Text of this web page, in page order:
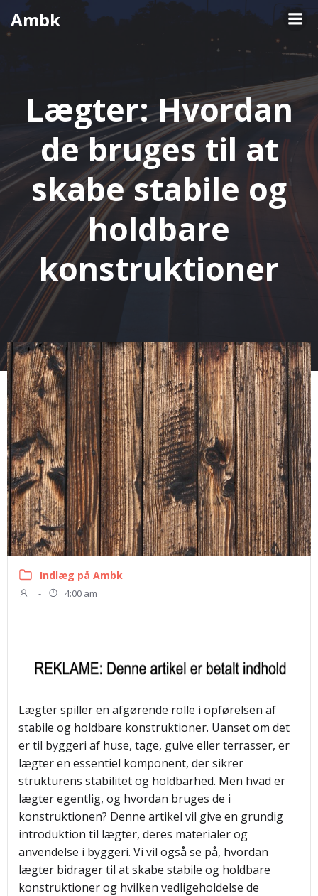
Videre
Ambk
Lægter: Hvordan
de bruges til at
skabe stabile og
holdbare
konstruktioner
Indlæg på Ambk
- 4:00 am
Lægter spiller en afgørende rolle i opførelsen af
stabile og holdbare konstruktioner. Uanset om det
er til byggeri af huse, tage, gulve eller terrasser, er
lægter en essentiel komponent, der sikrer
strukturens stabilitet og holdbarhed. Men hvad er
lægter egentlig, og hvordan bruges de i
konstruktionen? Denne artikel vil give en grundig
introduktion til lægter, deres materialer og
anvendelse i byggeri. Vi vil også se på, hvordan
lægter bidrager til at skabe stabile og holdbare
konstruktioner og hvilken vedligeholdelse de